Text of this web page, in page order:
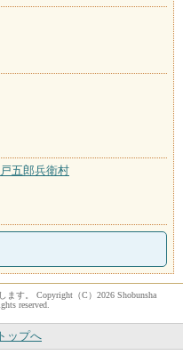
五郎兵衛村
す。 Copyright（C）2026 Shobunsha
reserved.
ップへ